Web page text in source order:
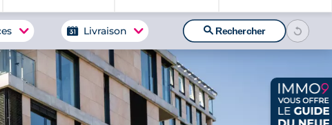
Livraison 🔍Rechercher